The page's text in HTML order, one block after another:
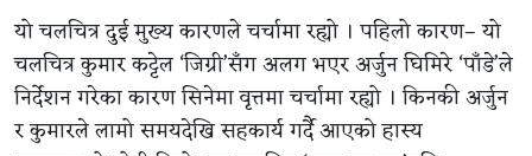
यो चलचित्र दुई मुख्य कारणले चर्चामा रह्यो । पहिलो कारण– यो
चलचित्र कुमार कट्टेल ‘जिग्री’सँग अलग भएर अर्जुन घिमिरे ‘पाँडे’ले
निर्देशन गरेका कारण सिनेमा वृत्तमा चर्चामा रह्यो । किनकी अर्जुन
र कुमारले लामो समयदेखि सहकार्य गर्दै आएको हास्य